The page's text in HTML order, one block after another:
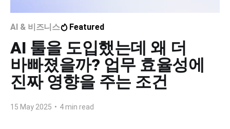
AI & 비즈니스 Featured
AI 툴을 도입했는데 왜 더
바빠졌을까? 업무 효율성에
진짜 영향을 주는 조건
15 May 2025 • 4 min read